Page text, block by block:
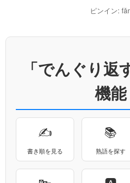
ピンイン:
「でんぐり返
機能
✍
書き順を見る
📚
熟語を探す